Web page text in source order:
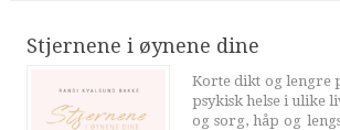
Stjernene i øynene dine
Korte dikt og lengre
psykisk helse i ulike
og sorg, håp og